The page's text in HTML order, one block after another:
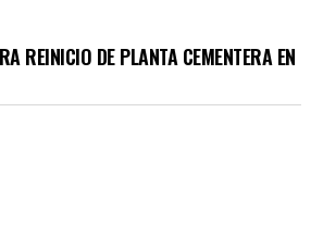
REINICIO DE PLANTA CEMENTERA EN